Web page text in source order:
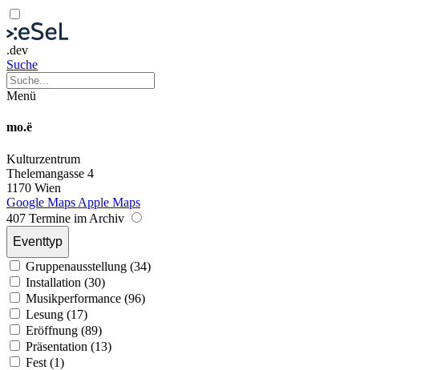
.dev
Suche
Menü
mo.ë
Kulturzentrum
Thelemangasse 4
1170 Wien
Google Maps Apple Maps
407 Termine im Archiv
Eventtyp
Gruppenausstellung (34)
Installation (30)
Musikperformance (96)
Lesung (17)
Eröffnung (89)
Präsentation (13)
Fest (1)